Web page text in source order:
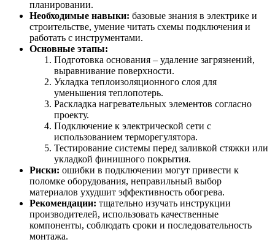
планировании.
Необходимые навыки: базовые знания в электрике и
строительстве, умение читать схемы подключения и
работать с инструментами.
Основные этапы:
Подготовка основания – удаление загрязнений,
выравнивание поверхности.
Укладка теплоизоляционного слоя для
уменьшения теплопотерь.
Раскладка нагревательных элементов согласно
проекту.
Подключение к электрической сети с
использованием терморегулятора.
Тестирование системы перед заливкой стяжки или
укладкой финишного покрытия.
Риски: ошибки в подключении могут привести к
поломке оборудования, неправильный выбор
материалов ухудшит эффективность обогрева.
Рекомендации: тщательно изучать инструкции
производителей, использовать качественные
компоненты, соблюдать сроки и последовательность
монтажа.